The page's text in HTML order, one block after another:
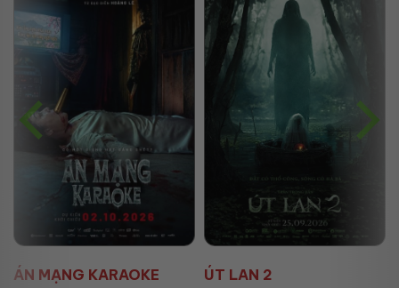
MẠNG KARAOKE ÚT LAN 2